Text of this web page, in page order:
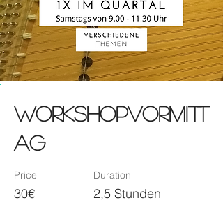
Workshopvormitt
ag
Price
30€
Duration
2,5 Stunden